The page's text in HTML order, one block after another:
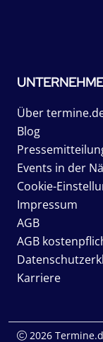
Über
Blog
Events in der
Cookie-
Impressum
AGB
AGB
Karriere
2026